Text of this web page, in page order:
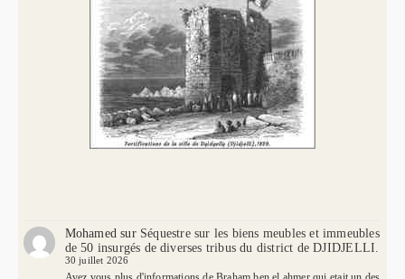
Mohamedsur Séquestre sur les biens meubles et immeubles
de 50 insurgés de diverses tribus du district de DJIDJELLI.
30 juillet 2026